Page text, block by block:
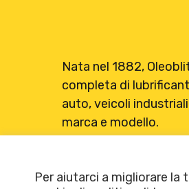
Nata nel 1882,
completa di
auto, veicoli
marca e modello.
Per aiutarci a migliorare